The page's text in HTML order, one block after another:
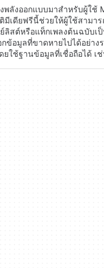
พลังออกแบบมาสำหรับผู้ใช้
มีเดียฟรีนี้ช่วยให้ผู้ใช้สามา
สต์หรือแท็กเพลงต้นฉบับเป็
ข้อมูลที่ขาดหายไปได้อย่าง
ใช้ฐานข้อมูลที่เชื่อถือได้ เ